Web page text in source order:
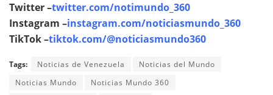
Twitter –twitter.com/notimundo_360
Instagram –instagram.com/noticiasmundo_360
TikTok –tiktok.com/@noticiasmundo360
Tags: Noticias de Venezuela
Noticias del Mundo
Noticias Mundo
Noticias Mundo 360